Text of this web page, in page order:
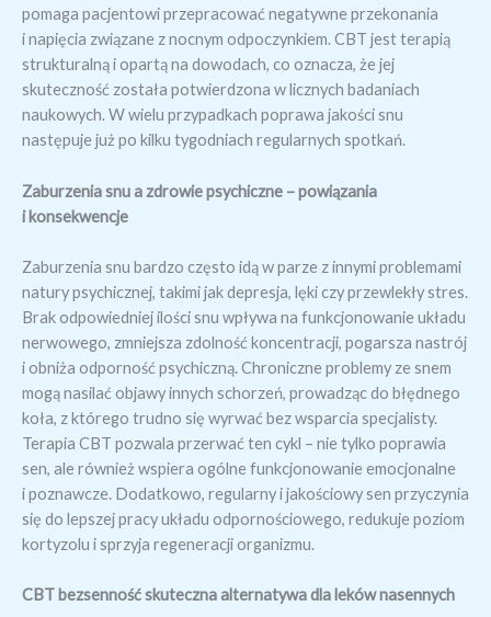
pomaga pacjentowi przepracować negatywne przekonania
i napięcia związane z nocnym odpoczynkiem. CBT jest terapią
strukturalną i opartą na dowodach, co oznacza, że jej
skuteczność została potwierdzona w licznych badaniach
naukowych. W wielu przypadkach poprawa jakości snu
następuje już po kilku tygodniach regularnych spotkań.
Zaburzenia snu a zdrowie psychiczne – powiązania
i konsekwencje
Zaburzenia snu bardzo często idą w parze z innymi problemami
natury psychicznej, takimi jak depresja, lęki czy przewlekły stres.
Brak odpowiedniej ilości snu wpływa na funkcjonowanie układu
nerwowego, zmniejsza zdolność koncentracji, pogarsza nastrój
i obniża odporność psychiczną. Chroniczne problemy ze snem
mogą nasilać objawy innych schorzeń, prowadząc do błędnego
koła, z którego trudno się wyrwać bez wsparcia specjalisty.
Terapia CBT pozwala przerwać ten cykl – nie tylko poprawia
sen, ale również wspiera ogólne funkcjonowanie emocjonalne
i poznawcze. Dodatkowo, regularny i jakościowy sen przyczynia
się do lepszej pracy układu odpornościowego, redukuje poziom
kortyzolu i sprzyja regeneracji organizmu.
CBT bezsenność skuteczna alternatywa dla leków nasennych